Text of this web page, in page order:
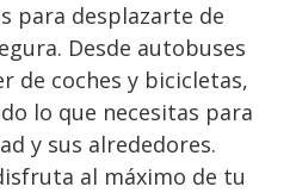
para desplazarte de
Desde autobuses
de coches y bicicletas,
lo que necesitas para
y sus alrededores.
al máximo de tu